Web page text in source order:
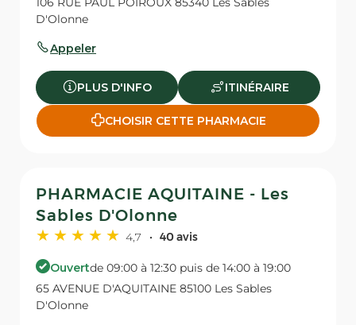
D'Olonne
Appeler
PLUS D'INFO ITINÉRAIRE
CHOISIR CETTE PHARMACIE
PHARMACIE AQUITAINE - Les
Sables D'Olonne
4,7 40 avis
Ouvertde 09:00 à 12:30 puis de 14:00 à 19:00
65 AVENUE D'AQUITAINE 85100 Les Sables
D'Olonne